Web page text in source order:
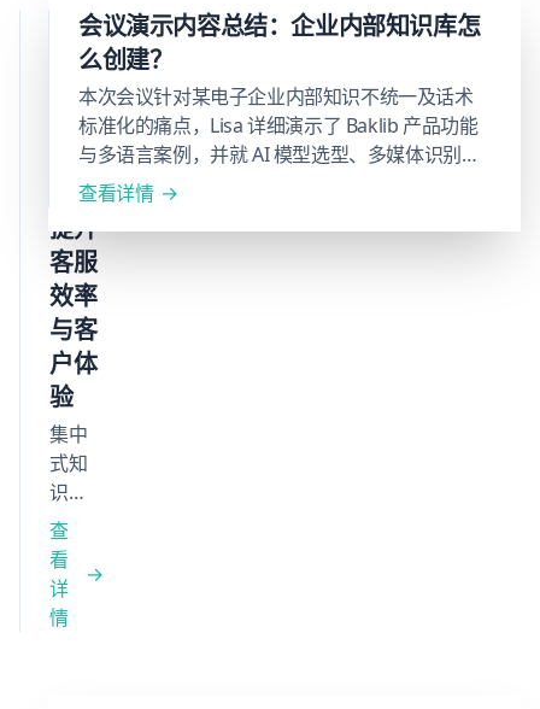
等，从知识
库、AI 客
服、决策树
等核心维度
对比分析，
帮助客服团
队选出最适
化发展的支
持工具。
集中
式知
识库
六大
势：
提升
客服
效率
与客
户体
验
集中
式知
识库
将分
散信
息整
合至
查
看
详
情
会议演示内容总结：企业内部知识库怎
么创建？
本次会议针对某电子企业内部知识不统一及话术
标准化的痛点，Lisa 详细演示了 Baklib 产品功能
与多语言案例，并就 AI 模型选型、多媒体识别及
私有化部署方案进行了深入答疑。
查看详情